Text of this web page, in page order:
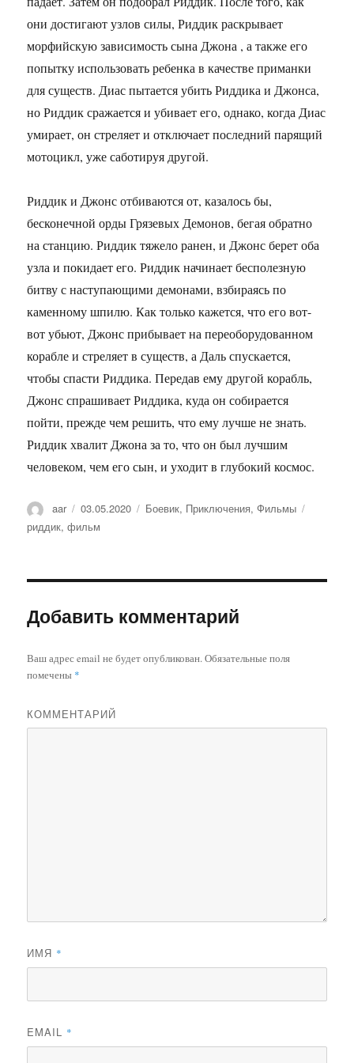
они достигают узлов силы, Риддик раскрывает
морфийскую зависимость сына Джона , а также его
попытку использовать ребенка в качестве приманки
для существ. Диас пытается убить Риддика и Джонса,
но Риддик сражается и убивает его, однако, когда Диас
умирает, он стреляет и отключает последний парящий
мотоцикл, уже саботируя другой.
Риддик и Джонс отбиваются от, казалось бы,
бесконечной орды Грязевых Демонов, бегая обратно
на станцию. Риддик тяжело ранен, и Джонс берет оба
узла и покидает его. Риддик начинает бесполезную
битву с наступающими демонами, взбираясь по
каменному шпилю. Как только кажется, что его вот-
вот убьют, Джонс прибывает на переоборудованном
корабле и стреляет в существ, а Даль спускается,
чтобы спасти Риддика. Передав ему другой корабль,
Джонс спрашивает Риддика, куда он собирается
пойти, прежде чем решить, что ему лучше не знать.
Риддик хвалит Джона за то, что он был лучшим
человеком, чем его сын, и уходит в глубокий космос.
Автор
aar Опубликовано
03.05.2020 Рубрики
Боевик, Приключения,Фильмы
риддик,фильм
Добавить комментарий
Ваш адрес email не будет опубликован. Обязательные поля
помечены *
КОММЕНТАРИЙ
ИМЯ *
EMAIL *